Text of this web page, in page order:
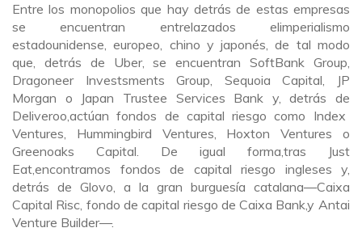
Entre los monopolios que hay detrás de estas empresas
se encuentran entrelazados elimperialismo
estadounidense, europeo, chino y japonés, de tal modo
que, detrás de Uber, se encuentran SoftBank Group,
Dragoneer Investsments Group, Sequoia Capital, JP
Morgan o Japan Trustee Services Bank y, detrás de
Deliveroo,actúanfondos de capital riesgo como Index
Ventures, Hummingbird Ventures, Hoxton Ventures o
Greenoaks Capital. De igual forma,tras Just
Eat,encontramos fondos de capital riesgo ingleses y,
detrás de Glovo, a la gran burguesía catalana—Caixa
Capital Risc, fondo de capital riesgo de Caixa Bank,y Antai
Venture Builder—.